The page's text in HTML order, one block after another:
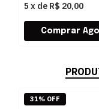
5 x de R$ 20,00
31% OFF